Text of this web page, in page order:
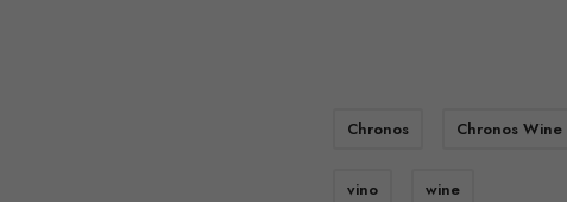
Chronos Chronos
vino wine